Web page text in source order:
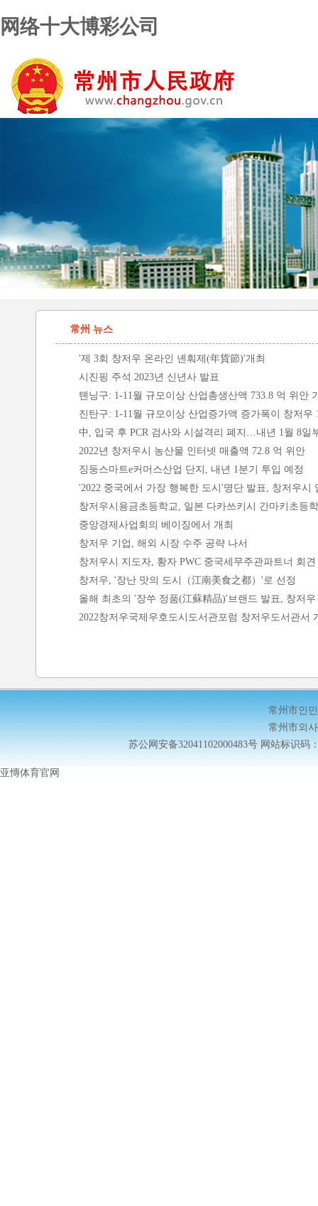
网络十大博彩公司
常州 뉴스
'제 3회 창저우 온라인 녠훠제(年貨節)'개최
시진핑 주석 2023년 신년사 발표
톈닝구: 1-11월 규모이상 산업총생산액 733.8 억 위안
진탄구: 1-11월 규모이상 산업증가액 증가폭이 창저우
中, 입국 후 PCR 검사와 시설격리 폐지…내년 1월 8일
2022년 창저우시 농산물 인터넷 매출액 72.8 억 위안
징둥스마트e커머스산업 단지, 내년 1분기 투입 예정
'2022 중국에서 가장 행복한 도시'명단 발표, 창저우시
창저우시용금초등학교, 일본 다카쓰키시 간마키초등
중앙경제사업회의 베이징에서 개최
창저우 기업, 해외 시장 수주 공략 나서
창저우시 지도자, 황자 PWC 중국세무주관파트너 회견
창저우, '장난 맛의 도시（江南美食之都）'로 선정
올해 최초의 '장쑤 정품(江蘇精品)'브랜드 발표, 창저
2022창저우국제우호도시도서관포럼 창저우도서관서
常州市인
常州市외
苏公网安备32041102000483号网站标识码
亚慱体育官网